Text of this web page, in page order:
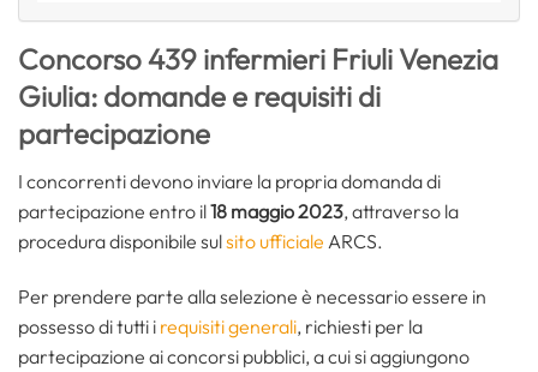
Concorso 439 infermieri Friuli Venezia
Giulia: domande e requisiti di
partecipazione
I concorrenti devono inviare la propria domanda di
partecipazione entro il18 maggio 2023, attraverso la
procedura disponibile sulsito ufficiale ARCS.
Per prendere parte alla selezione è necessario essere in
possesso di tutti i requisiti generali, richiesti per la
partecipazione ai concorsi pubblici, a cui si aggiungono